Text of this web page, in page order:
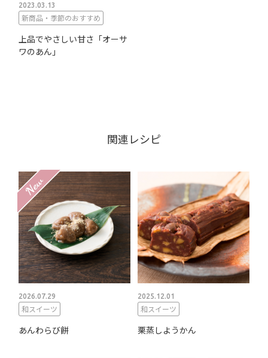
2023.03.13
新商品・季節のおすすめ
上品でやさしい甘さ「オーサ
ワのあん」
関連レシピ
2026.07.29
和スイーツ
あんわらび餅
2025.12.01
和スイーツ
栗蒸しようかん